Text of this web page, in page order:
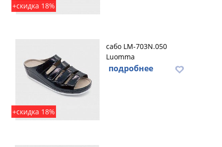
+скидка 18%
+скидка 18%
сабо LM-703N.050
Luomma
подробнее